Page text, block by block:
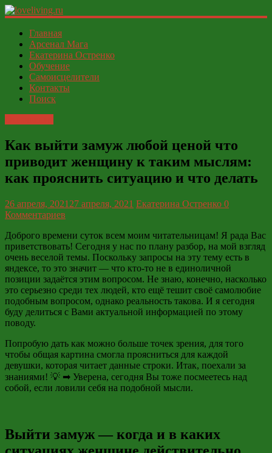
loveliving.ru
Современный
женский
ФСЁ
Главная
Арсенал Мага
Екатерина Остренко
Обучение
Самоисцелители
Контакты
Поиск
Как выйти замуж любой ценой что
приводит женщину к таким мыслям:
как прояснить ситуацию и что делать
26 апреля, 2021 27 апреля, 2021 Екатерина Остренко 0
Комментариев
Доброго времени суток всем моим читательницам! Я рада Вас
приветствовать! Сегодня у нас по плану разбор, на мой взгляд
очень веселой темы. Поскольку запросы на эту тему есть в
яндексе, то это значит — что кто-то не в единоличной
позиции задаётся этим вопросом. Не знаю, конечно, насколько
это серьезно среди тех людей, кто ещё тешит своё самолюбие
подобным вопросом, однако реальность такова. И я сегодня
буду делиться с Вами актуальной информацией по этому
поводу.
Попробую дать как можно больше точек зрения, для того
чтобы общая картина смогла проясниться для каждой
девушки, которая читает данные строки. Итак, поехали за
знаниями! 💡 ➡ Уверена, сегодня Вы тоже посмеетесь над
собой, если ловили себя на подобной мысли.
Выйти замуж — когда и в каких